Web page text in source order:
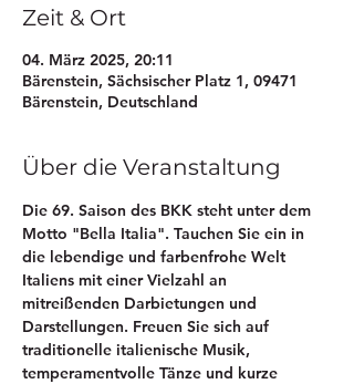
Zeit & Ort
04. März 2025, 20:11
Bärenstein, Sächsischer Platz 1, 09471
Bärenstein, Deutschland
Über die Veranstaltung
Die 69. Saison des BKK steht unter dem
Motto "Bella Italia". Tauchen Sie ein in
die lebendige und farbenfrohe Welt
Italiens mit einer Vielzahl an
mitreißenden Darbietungen und
Darstellungen. Freuen Sie sich auf
traditionelle italienische Musik,
temperamentvolle Tänze und kurze